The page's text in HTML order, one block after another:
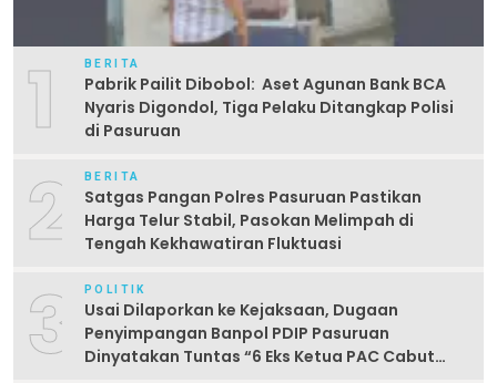
1 BERITA
Pabrik Pailit Dibobol: Aset Agunan Bank BCA
Nyaris Digondol, Tiga Pelaku Ditangkap Polisi
di Pasuruan
2 BERITA
Satgas Pangan Polres Pasuruan Pastikan
Harga Telur Stabil, Pasokan Melimpah di
Tengah Kekhawatiran Fluktuasi
3 POLITIK
Usai Dilaporkan ke Kejaksaan, Dugaan
Penyimpangan Banpol PDIP Pasuruan
Dinyatakan Tuntas “6 Eks Ketua PAC Cabut